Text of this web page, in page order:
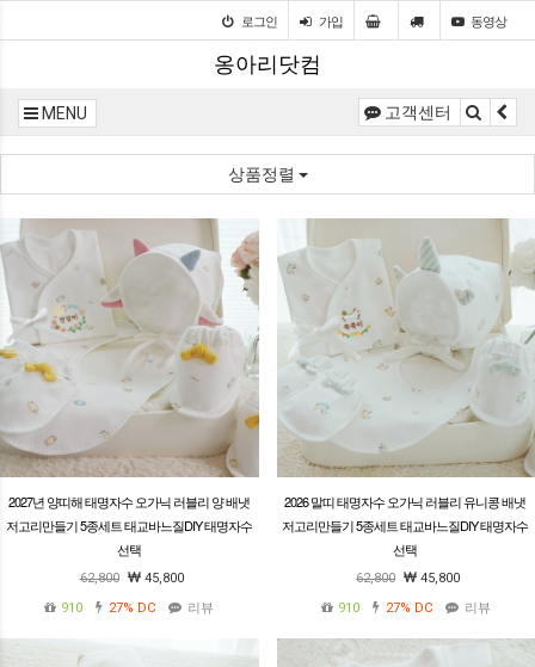
로그인 가입 동영상
옹아리닷컴
MENU 고객센터
상품정렬
2027년 양띠해 태명자수 오가닉 러블리 양 배냇
저고리만들기 5종세트 태교바느질DIY 태명자수
선택
62,800
45,800
910
27% DC 리뷰
2026 말띠 태명자수 오가닉 러블리 유니콩 배냇
저고리만들기 5종세트 태교바느질DIY 태명자수
선택
62,800
45,800
910
27% DC 리뷰